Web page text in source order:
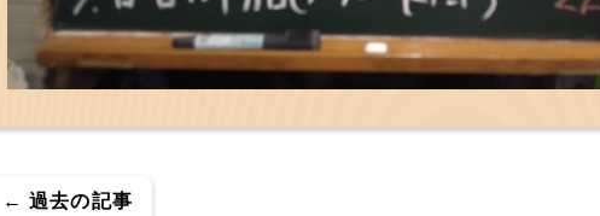
← 過去の記事